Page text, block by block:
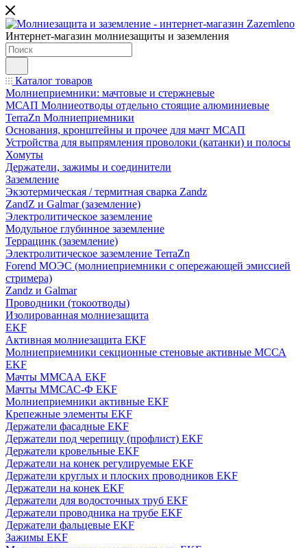
Интернет-магазин молниезащиты и заземления
Каталог товаров
Молниеприемники: мачтовые и стержневые
МСАП Молниеотводы отдельно стоящие алюминиевые
TerraZn Молниеприемники
Основания, кронштейны и прочее для мачт МСАП
Устройства для выпрямления проволоки (катанки) и полосы
Хомуты
Держатели, зажимы и соединители
Заземление
Экзотермическая / термитная сварка Zandz
ZandZ и Galmar (заземление)
Электролитическое заземление
Модульное глубинное заземление
Террацинк (заземление)
Электролитическое заземление TerraZn
Forend МОЭС (молниеприемники с опережающей эмиссией
стримера)
Zandz и Galmar
Проводники (токоотводы)
Изолированная молниезащита
EKF
Активная молниезащита EKF
Молниеприемники секционные стеновые активные МССА
EKF
Мачты ММСАА EKF
Мачты ММСАС-Ф EKF
Молниеприемники активные EKF
Крепежные элементы EKF
Держатели фасадные EKF
Держатели под черепицу (профлист) EKF
Держатели кровельные EKF
Держатели на конек регулируемые EKF
Держатели круглых и плоских проводников EKF
Держатели на конек EKF
Держатели для водосточных труб EKF
Держатели проводника на трубе EKF
Держатели фальцевые EKF
Зажимы EKF